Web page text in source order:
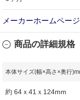
メーカーホームペー
商品の詳細規格
本体サイズ(幅×高さ×奥行
約 64ｘ41ｘ124mm